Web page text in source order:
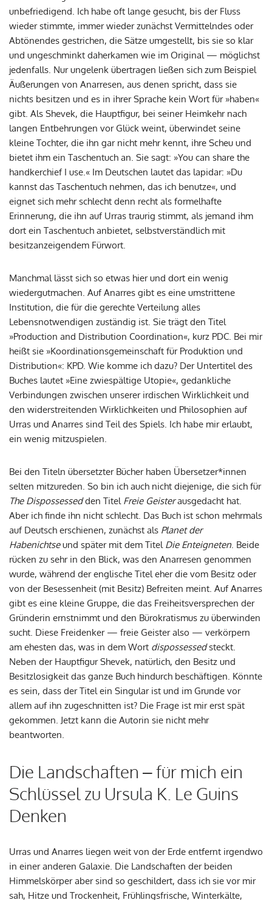
unbefriedigend. Ich habe oft lange gesucht, bis der Fluss
wieder stimmte, immer wieder zunächst Vermittelndes oder
Abtönendes gestrichen, die Sätze umgestellt, bis sie so klar
und ungeschminkt daherkamen wie im Original — möglichst
jedenfalls. Nur ungelenk übertragen ließen sich zum Beispiel
Äußerungen von Anarresen, aus denen spricht, dass sie
nichts besitzen und es in ihrer Sprache kein Wort für »haben«
gibt. Als Shevek, die Hauptfigur, bei seiner Heimkehr nach
langen Entbehrungen vor Glück weint, überwindet seine
kleine Tochter, die ihn gar nicht mehr kennt, ihre Scheu und
bietet ihm ein Taschentuch an. Sie sagt: »You can share the
handkerchief I use.« Im Deutschen lautet das lapidar: »Du
kannst das Taschentuch nehmen, das ich benutze«, und
eignet sich mehr schlecht denn recht als formelhafte
Erinnerung, die ihn auf Urras traurig stimmt, als jemand ihm
dort ein Taschentuch anbietet, selbstverständlich mit
besitzanzeigendem Fürwort.
Manchmal lässt sich so etwas hier und dort ein wenig
wiedergutmachen. Auf Anarres gibt es eine umstrittene
Institution, die für die gerechte Verteilung alles
Lebensnotwendigen zuständig ist. Sie trägt den Titel
»Production and Distribution Coordination«, kurz PDC. Bei mir
heißt sie »Koordinationsgemeinschaft für Produktion und
Distribution«: KPD. Wie komme ich dazu? Der Untertitel des
Buches lautet »Eine zwiespältige Utopie«, gedankliche
Verbindungen zwischen unserer irdischen Wirklichkeit und
den widerstreitenden Wirklichkeiten und Philosophien auf
Urras und Anarres sind Teil des Spiels. Ich habe mir erlaubt,
ein wenig mitzuspielen.
Bei den Titeln übersetzter Bücher haben Übersetzer*innen
selten mitzureden. So bin ich auch nicht diejenige, die sich für
The Dispossessedden Titel Freie Geisterausgedacht hat.
Aber ich finde ihn nicht schlecht. Das Buch ist schon mehrmals
auf Deutsch erschienen, zunächst als Planet der
Habenichtseund später mit dem Titel Die Enteigneten. Beide
rücken zu sehr in den Blick, was den Anarresen genommen
wurde, während der englische Titel eher die vom Besitz oder
von der Besessenheit (mit Besitz) Befreiten meint. Auf Anarres
gibt es eine kleine Gruppe, die das Freiheitsversprechen der
Gründerin ernstnimmt und den Bürokratismus zu überwinden
sucht. Diese Freidenker — freie Geister also — verkörpern
am ehesten das, was in dem Wort dispossessedsteckt.
Neben der Hauptfigur Shevek, natürlich, den Besitz und
Besitzlosigkeit das ganze Buch hindurch beschäftigen. Könnte
es sein, dass der Titel ein Singular ist und im Grunde vor
allem auf ihn zugeschnitten ist? Die Frage ist mir erst spät
gekommen. Jetzt kann die Autorin sie nicht mehr
beantworten.
Die Landschaften – für mich ein
Schlüssel zu Ursula K. Le Guins
Denken
Urras und Anarres liegen weit von der Erde entfernt irgendwo
in einer anderen Galaxie. Die Landschaften der beiden
Himmelskörper aber sind so geschildert, dass ich sie vor mir
sah, Hitze und Trockenheit, Frühlingsfrische, Winterkälte,